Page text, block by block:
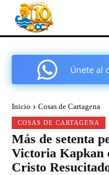
Únete al
Inicio Cosas de Cartagena
COSAS DE CARTAGENA
Más de setenta
Victoria Kapkan
Cristo